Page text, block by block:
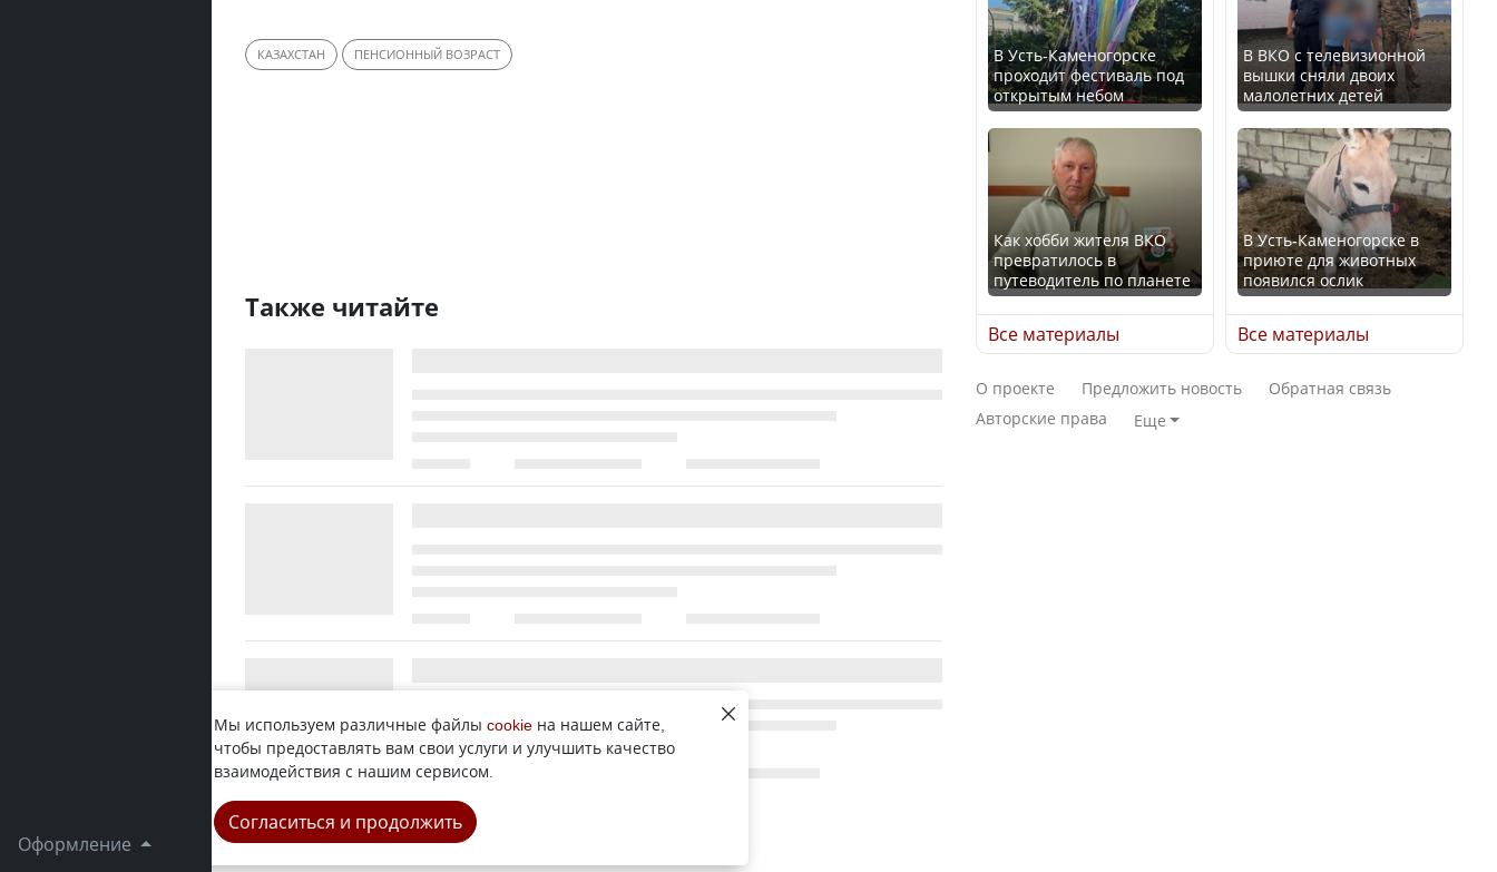
Оформление
КАЗАХСТАН ПЕНСИОННЫЙ ВОЗРАСТ
Также читайте
Искусственный интеллект
официально включили в
школьную программу
Казахстана
В Казахстане стало
проще получить
направления на
медицинские
обследования
Трамп официально
вступил в должность
президента США
Луну признали объектом
культурного наследия,
находящегося под
угрозой исчезновения
В Усть-Каменогорске
проходит фестиваль под
открытым небом
Как хобби жителя ВКО
превратилось в
путеводитель по планете
Все материалы
В ВКО с телевизионной
вышки сняли двоих
малолетних детей
В Усть-Каменогорске в
приюте для животных
появился ослик
Все материалы
О проекте Предложить новость
Обратная связь
Авторские права
Еще
Мы используем различные файлы cookie на нашем сайте,
чтобы предоставлять вам свои услуги и улучшить качество
взаимодействия с нашим сервисом.
Согласиться и продолжить